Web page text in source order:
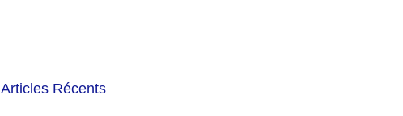
Articles Récents